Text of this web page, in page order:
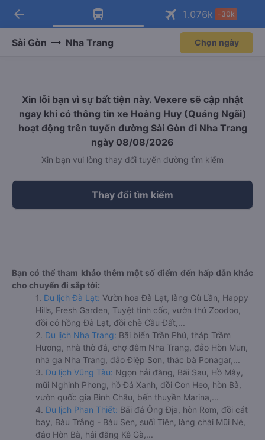
Tải app Vexere ngay!
Nhận ưu đãi thành viên độc
Mở app
Tải app Vexere
-30k/ghế khi đặt vé máy bay qua
Mở app
arrow_back 1.076k -30k
Sài Gòn Nha Trang Chọn ngày
Xin lỗi bạn vì sự bất tiện này. Vexere sẽ cập nhật
ngay khi có thông tin xe Hoàng Huy (Quảng Ngãi)
hoạt động trên tuyến đường Sài Gòn đi Nha Trang
ngày 08/08/2026
Xin bạn vui lòng thay đổi tuyến đường tìm kiếm
Thay đổi tìm kiếm
Bạn có thể tham khảo thêm một số điểm đến hấp dẫn khác
cho chuyến đi sắp tới:
1. Du lịch Đà Lạt: Vườn hoa Đà Lạt, làng Cù Lần, Happy
Hills, Fresh Garden, Tuyệt tình cốc, vườn thú Zoodoo,
đồi cỏ hồng Đà Lạt, đồi chè Cầu Đất,...
2. Du lịch Nha Trang: Bãi biển Trần Phú, tháp Trầm
Hương, nhà thờ đá, chợ đêm Nha Trang, đảo Hòn Mun,
nhà ga Nha Trang, đảo Điệp Sơn, thác bà Ponagar,...
3. Du lịch Vũng Tàu: Ngọn hải đăng, Bãi Sau, Hồ Mây,
mũi Nghinh Phong, hồ Đá Xanh, đồi Con Heo, hòn Bà,
vườn quốc gia Bình Châu, bến thuyền Marina,...
4. Du lịch Phan Thiết: Bãi đá Ông Địa, hòn Rơm, đồi cát
bay, Bàu Trắng - Bàu Sen, suối Tiên, làng chài Mũi Né,
đảo Hòn Bà, hải đăng Kê Gà,...